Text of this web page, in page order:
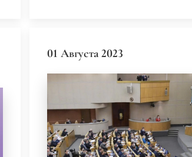
01 Августа 2023